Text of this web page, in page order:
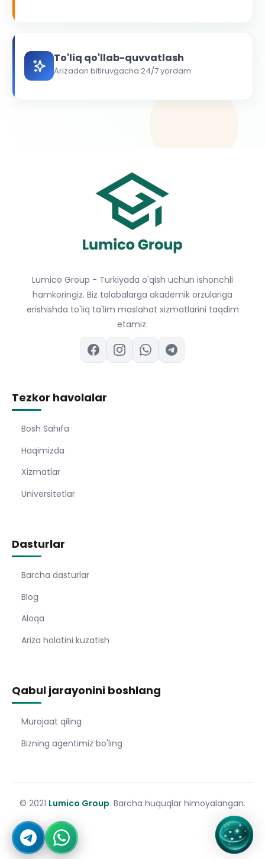
To'liq qo'llab-quvvatlash
Arizadan bitiruvgacha 24/7 yordam
Lumico Group - Turkiyada o'qish uchun ishonchli
hamkoringiz. Biz talabalarga akademik orzulariga
erishishda to'liq ta'lim maslahat xizmatlarini taqdim
etamiz.
Tezkor havolalar
Bosh Sahıfa
Haqimizda
Xizmatlar
Universitetlar
Dasturlar
Barcha dasturlar
Blog
Aloqa
Ariza holatini kuzatish
Qabul jarayonini boshlang
Murojaat qiling
Bizning agentimiz bo'ling
© 2021 Lumico Group. Barcha huquqlar himoyalangan.